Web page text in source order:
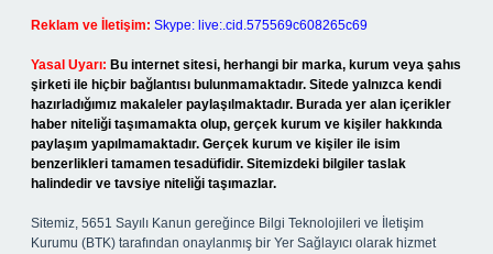
Reklam ve İletişim: Skype: live:.cid.575569c608265c69
Yasal Uyarı: Bu internet sitesi, herhangi bir marka, kurum veya şahıs
şirketi ile hiçbir bağlantısı bulunmamaktadır. Sitede yalnızca kendi
hazırladığımız makaleler paylaşılmaktadır. Burada yer alan içerikler
haber niteliği taşımamakta olup, gerçek kurum ve kişiler hakkında
paylaşım yapılmamaktadır. Gerçek kurum ve kişiler ile isim
benzerlikleri tamamen tesadüfidir. Sitemizdeki bilgiler taslak
halindedir ve tavsiye niteliği taşımazlar.
Sitemiz, 5651 Sayılı Kanun gereğince Bilgi Teknolojileri ve İletişim
Kurumu (BTK) tarafından onaylanmış bir Yer Sağlayıcı olarak hizmet